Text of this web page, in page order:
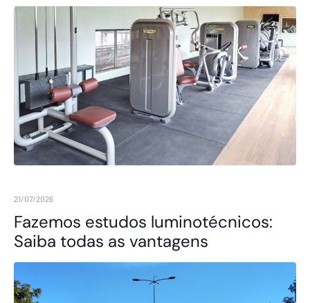
Fazemos estudos luminotécnicos:
Saiba todas as vantagens
21/07/2026